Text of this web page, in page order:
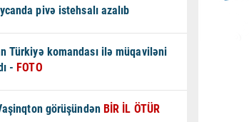
pivə istehsalı azalıb
Türkiyə komandası ilə müqaviləni
- FOTO
görüşündən BİR İL ÖTÜR